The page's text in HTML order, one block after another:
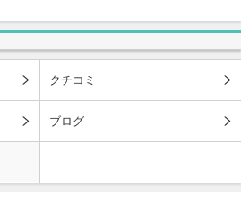
クチコミ
ブログ